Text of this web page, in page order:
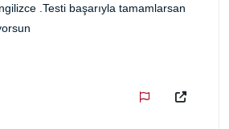
.Testi başarıyla tamamlarsan